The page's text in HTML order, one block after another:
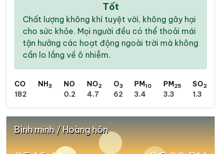
Tốt
Chất lượng không khí tuyệt vời, không gây hại
cho sức khỏe. Mọi người đều có thể thoải mái
tận hưởng các hoạt động ngoài trời mà không
cần lo lắng về ô nhiễm.
CO
182
NH3
NO
0.2
NO2
4.7
O3
62
PM10
3.4
PM25
3.3
SO2
1.3
Bình minh / Hoàng hôn